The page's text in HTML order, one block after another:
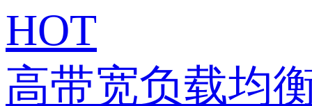
HOT
高带宽负载均